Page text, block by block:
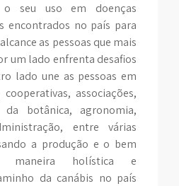
o seu uso em doenças
encontrados no país para
as pessoas que mais
um lado enfrenta desafios
lado une as pessoas em
associações,
da botânica, agronomia,
entre várias
a produção e o bem
maneira holística e
da canábis no país